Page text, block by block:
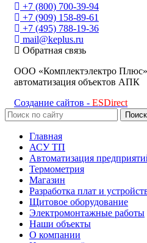
+7 (800) 700-39-94
+7 (909) 158-89-61
+7 (495) 788-19-36
mail@keplus.ru
Обратная связь
ООО «Комплектэлектро Плюс»
автоматизация объектов АПК
Создание сайтов - ESDirect
Поиск
Главная
АСУ ТП
Автоматизация
Термометрия
Магазин
Разработка плат и
Щитовое оборудование
Электромонтажные работы
Наши объекты
О компании